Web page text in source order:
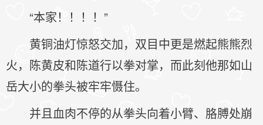
“本家！！！！”
黄铜油灯惊怒交加，双目中更是燃起熊熊烈
火，陈黄皮和陈道行以拳对掌，而此刻他那如山
岳大小的拳头被牢牢慑住。
并且血肉不停的从拳头向着小臂、胳膊处崩